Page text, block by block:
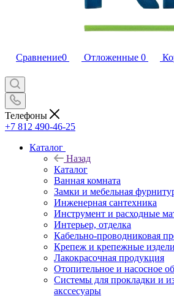
Сравнение0 Отложенные 0
Телефоны
+7 812 490-46-25
Каталог
Назад
Каталог
Ванная комната
Замки и мебельная
Инженерная сантехника
Инструмент и расходные
Интерьер, отделка
Кабельно-проводниковая
Крепеж и крепежные
Лакокрасочная продукция
Отопительное и насосное
Системы для прокладки и
акссесуары